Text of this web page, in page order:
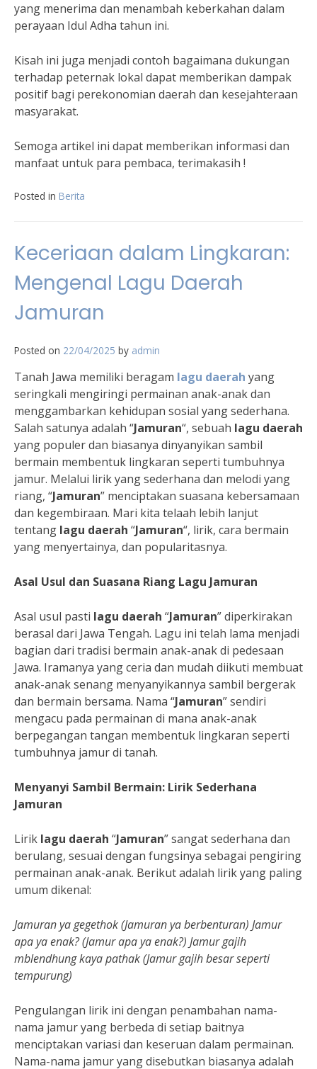
yang menerima dan menambah keberkahan dalam
perayaan Idul Adha tahun ini.
Kisah ini juga menjadi contoh bagaimana dukungan
terhadap peternak lokal dapat memberikan dampak
positif bagi perekonomian daerah dan kesejahteraan
masyarakat.
Semoga artikel ini dapat memberikan informasi dan
manfaat untuk para pembaca, terimakasih !
Posted in Berita
Keceriaan dalam Lingkaran:
Mengenal Lagu Daerah
Jamuran
Posted on 22/04/2025 by admin
Tanah Jawa memiliki beragam lagu daerah yang
seringkali mengiringi permainan anak-anak dan
menggambarkan kehidupan sosial yang sederhana.
Salah satunya adalah “Jamuran“, sebuah lagu daerah
yang populer dan biasanya dinyanyikan sambil
bermain membentuk lingkaran seperti tumbuhnya
jamur. Melalui lirik yang sederhana dan melodi yang
riang, “Jamuran” menciptakan suasana kebersamaan
dan kegembiraan. Mari kita telaah lebih lanjut
tentang lagu daerah “Jamuran“, lirik, cara bermain
yang menyertainya, dan popularitasnya.
Asal Usul dan Suasana Riang Lagu Jamuran
Asal usul pasti lagu daerah “Jamuran” diperkirakan
berasal dari Jawa Tengah. Lagu ini telah lama menjadi
bagian dari tradisi bermain anak-anak di pedesaan
Jawa. Iramanya yang ceria dan mudah diikuti membuat
anak-anak senang menyanyikannya sambil bergerak
dan bermain bersama. Nama “Jamuran” sendiri
mengacu pada permainan di mana anak-anak
berpegangan tangan membentuk lingkaran seperti
tumbuhnya jamur di tanah.
Menyanyi Sambil Bermain: Lirik Sederhana
Jamuran
Lirik lagu daerah “Jamuran” sangat sederhana dan
berulang, sesuai dengan fungsinya sebagai pengiring
permainan anak-anak. Berikut adalah lirik yang paling
umum dikenal:
Jamuran ya gegethok(Jamuran ya berbenturan) Jamur
apa ya enak?(Jamur apa ya enak?) Jamur gajih
mblendhung kaya pathak(Jamur gajih besar seperti
tempurung)
Pengulangan lirik ini dengan penambahan nama-
nama jamur yang berbeda di setiap baitnya
menciptakan variasi dan keseruan dalam permainan.
Nama-nama jamur yang disebutkan biasanya adalah